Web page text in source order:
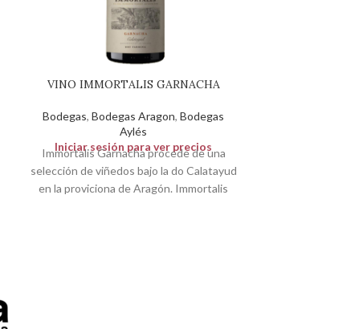
VINO IMMORTALIS GARNACHA
Bodegas, Bodegas Aragon, Bodegas
Aylés
Iniciar sesión para ver precios
Immortalis Garnacha procede de una
selección de viñedos bajo la do Calatayud
en la proviciona de Aragón. Immortalis